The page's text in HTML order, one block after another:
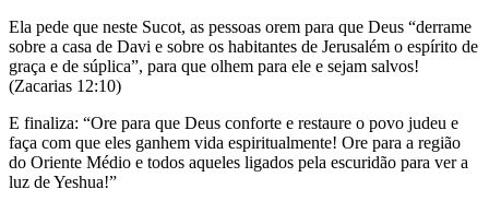
Ela pede que neste Sucot, as pessoas orem para que Deus “derrame
sobre a casa de Davi e sobre os habitantes de Jerusalém o espírito de
graça e de súplica”, para que olhem para ele e sejam salvos!
(Zacarias 12:10)
E finaliza: “Ore para que Deus conforte e restaure o povo judeu e
faça com que eles ganhem vida espiritualmente! Ore para a região
do Oriente Médio e todos aqueles ligados pela escuridão para ver a
luz de Yeshua!”